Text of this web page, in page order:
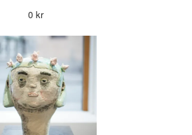
0 kr